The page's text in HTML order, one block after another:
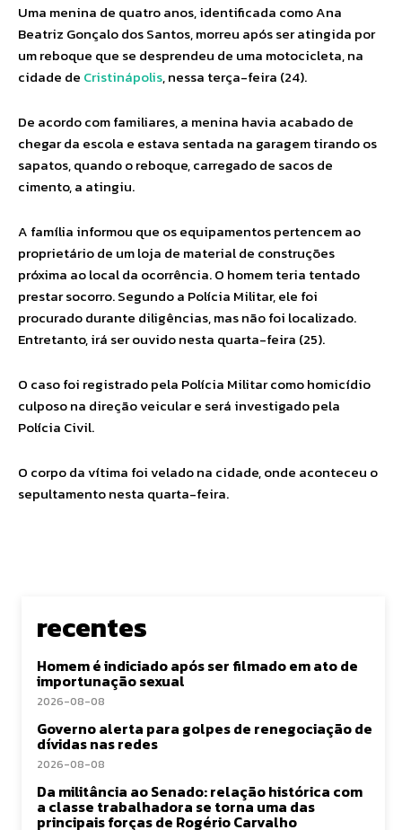
Uma menina de quatro anos, identificada como Ana
Beatriz Gonçalo dos Santos, morreu após ser atingida por
um reboque que se desprendeu de uma motocicleta, na
cidade de Cristinápolis, nessa terça-feira (24).
De acordo com familiares, a menina havia acabado de
chegar da escola e estava sentada na garagem tirando os
sapatos, quando o reboque, carregado de sacos de
cimento, a atingiu.
A família informou que os equipamentos pertencem ao
proprietário de um loja de material de construções
próxima ao local da ocorrência. O homem teria tentado
prestar socorro. Segundo a Polícia Militar, ele foi
procurado durante diligências, mas não foi localizado.
Entretanto, irá ser ouvido nesta quarta-feira (25).
O caso foi registrado pela Polícia Militar como homicídio
culposo na direção veicular e será investigado pela
Polícia Civil.
O corpo da vítima foi velado na cidade, onde aconteceu o
sepultamento nesta quarta-feira.
recentes
Homem é indiciado após ser filmado em ato de
importunação sexual
2026-08-08
Governo alerta para golpes de renegociação de
dívidas nas redes
2026-08-08
Da militância ao Senado: relação histórica com
a classe trabalhadora se torna uma das
principais forças de Rogério Carvalho